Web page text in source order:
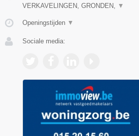
VERKAVELINGEN, GRONDEN,
▼
Openingstijden ▼
Sociale media: